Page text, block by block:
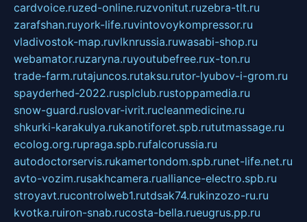
cardvoice.ruzed-online.ruzvonitut.ruzebra-tlt.ru
zarafshan.ruyork-life.ruvintovoykompressor.ru
vladivostok-map.ruvlknrussia.ruwasabi-shop.ru
webamator.ruzaryna.ruyoutubefree.rux-ton.ru
trade-farm.rutajuncos.rutaksu.rutor-lyubov-i-grom.ru
spayderhed-2022.rusplclub.rustoppamedia.ru
snow-guard.ruslovar-ivrit.rucleanmedicine.ru
shkurki-karakulya.rukanotiforet.spb.rututmassage.ru
ecolog.org.rupraga.spb.rufalcorussia.ru
autodoctorservis.rukamertondom.spb.runet-life.net.ru
avto-vozim.rusakhcamera.rualliance-electro.spb.ru
stroyavt.rucontrolweb1.rutdsak74.rukinzozo-ru.ru
kvotka.ruiron-snab.rucosta-bella.rueugrus.pp.ru